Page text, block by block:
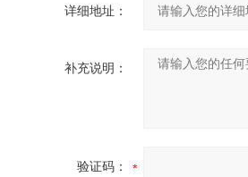
详细地址：
补充说明：
验证码：